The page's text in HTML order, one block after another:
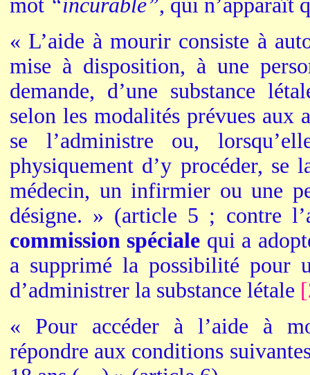
mot “incurable”, qui n’apparaît
« L’aide à mourir consiste à
mise à disposition, à une
demande, d’une substance
selon les modalités prévues aux
se l’administre ou,
physiquement d’y procéder, se
médecin, un infirmier ou une
désigne. » (article 5 ; contre
commission spéciale qui a
a supprimé la possibilité pour
d’administrer la substance létale
« Pour accéder à l’aide à
répondre aux conditions